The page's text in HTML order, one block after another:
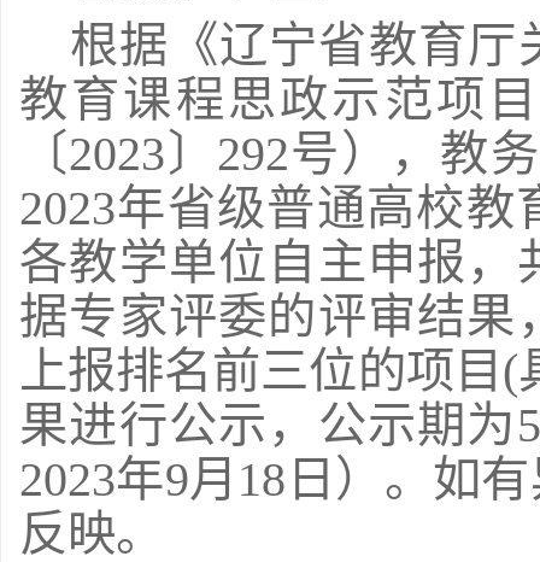
根据《辽宁省教育厅
教育课程思政示范项
〔2023〕292号），教
2023年省级普通高校
各教学单位自主申报，
据专家评委的评审结果
上报排名前三位的项目
果进行公示，公示期为
2023年9月18日）。如
反映。